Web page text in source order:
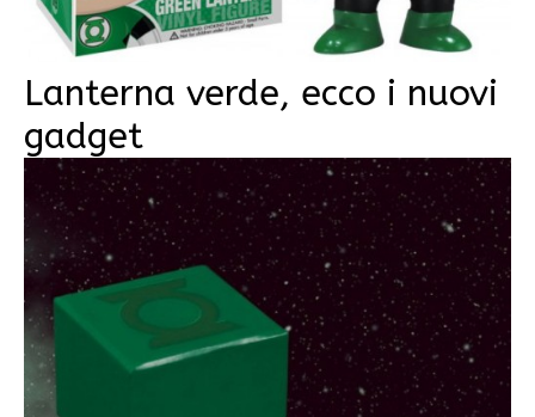
Lanterna verde, ecco i nuovi
gadget